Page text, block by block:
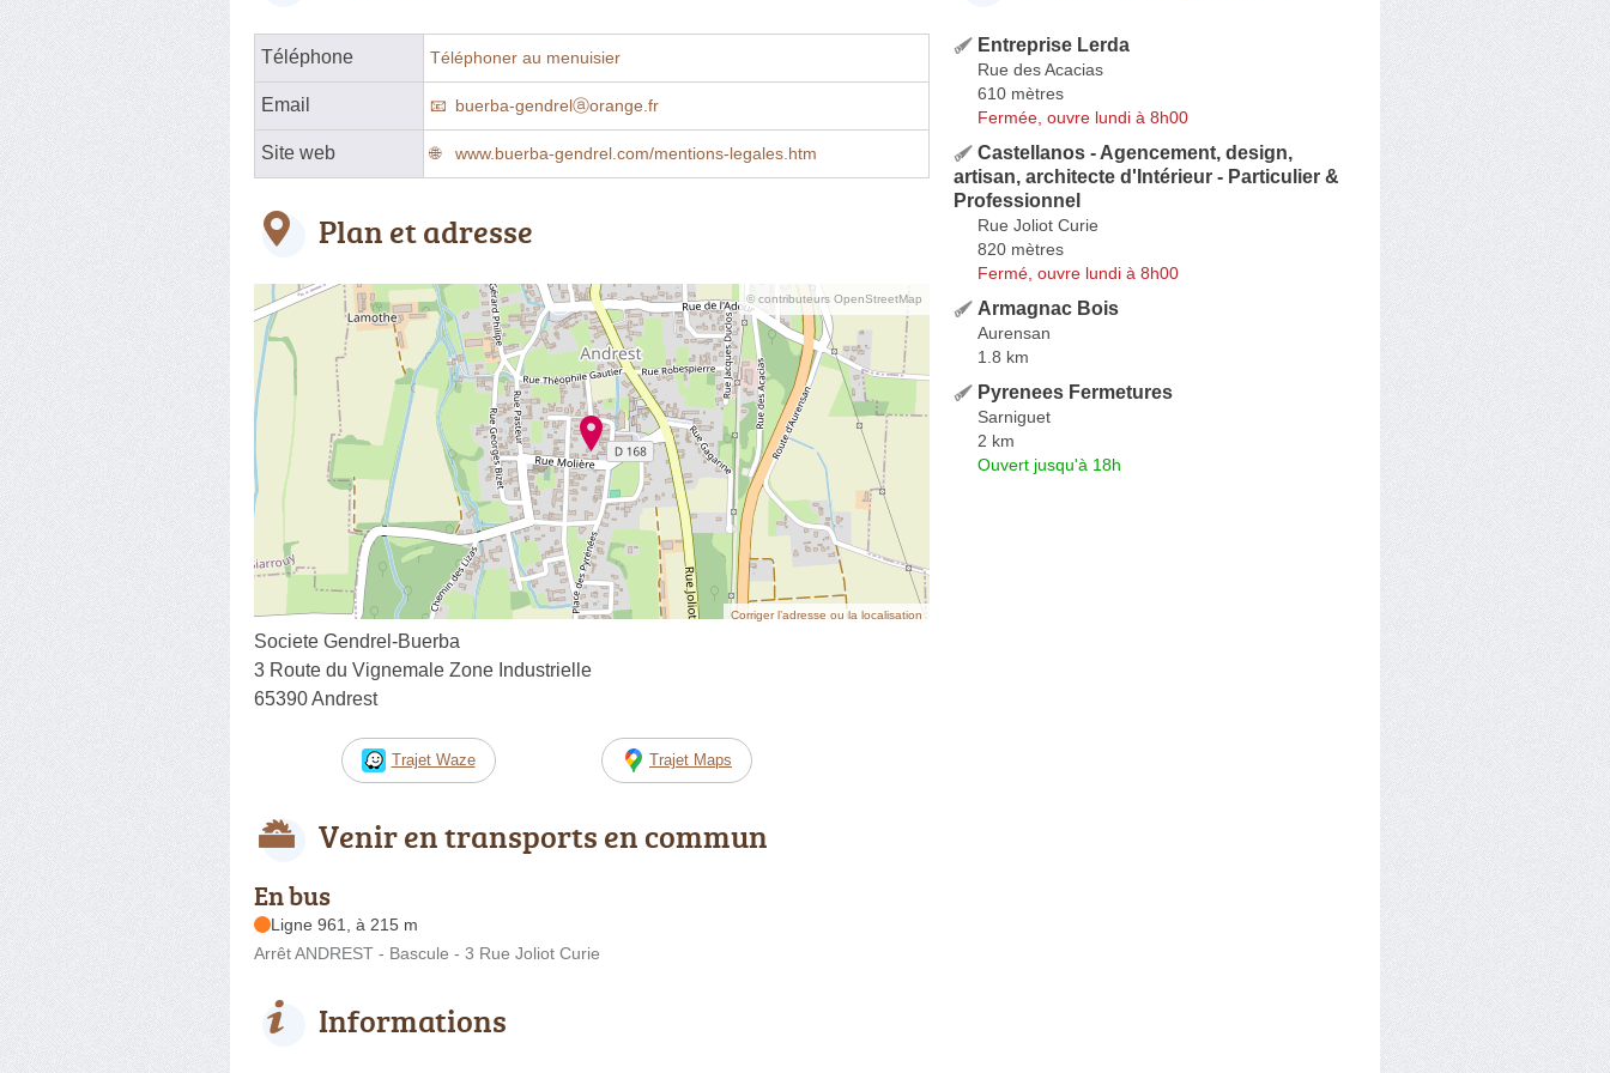
Téléphone Téléphoner au menuisier
Email buerba-gendrelⓐorange.fr
Site web www.buerba-gendrel.com/mentions-legales.htm
Plan et adresse
© contributeurs OpenStreetMap
Corriger l’adresse ou la localisation
Societe Gendrel-Buerba
3 Route du Vignemale Zone Industrielle
65390 Andrest
Trajet Waze Trajet Maps
Venir en transports en commun
En bus
Ligne 961, à 215 m
Arrêt ANDREST - Bascule - 3 Rue Joliot Curie
Informations
Entreprise Lerda
Rue des Acacias
610 mètres
Fermée, ouvre lundi à 8h00
Castellanos - Agencement, design,
artisan, architecte d'Intérieur - Particulier &
Professionnel
Rue Joliot Curie
820 mètres
Fermé, ouvre lundi à 8h00
Armagnac Bois
Aurensan
1.8 km
Pyrenees Fermetures
Sarniguet
2 km
Ouvert jusqu'à 18h